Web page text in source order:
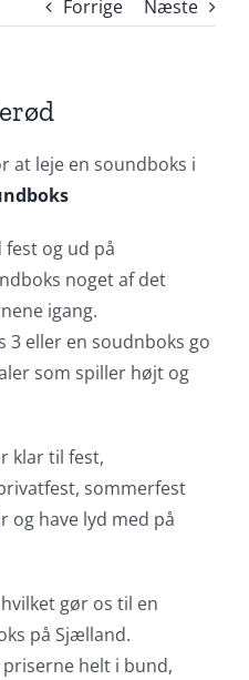
Forrige Næste
at leje en soundboks i
fest og ud på
noget af det
igang.
3 eller en soudnboks go
som spiller højt og
klar til fest,
sommerfest
og have lyd med på
gør os til en
på Sjælland.
helt i bund,